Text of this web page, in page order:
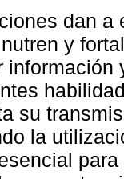
dan a
y
su
la